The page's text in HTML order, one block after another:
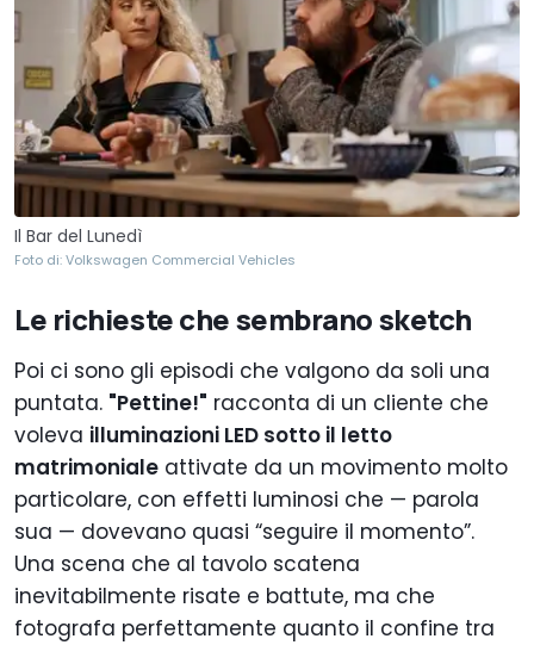
Il Bar del Lunedì
Foto di: Volkswagen Commercial Vehicles
Le richieste che sembrano sketch
Poi ci sono gli episodi che valgono da soli una
puntata. "Pettine!" racconta di un cliente che
voleva illuminazioni LED sotto il letto
matrimoniale attivate da un movimento molto
particolare, con effetti luminosi che — parola
sua — dovevano quasi “seguire il momento”.
Una scena che al tavolo scatena
inevitabilmente risate e battute, ma che
fotografa perfettamente quanto il confine tra